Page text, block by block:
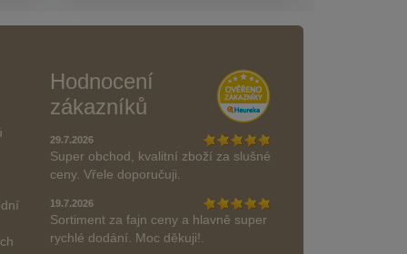
Hodnocení
zákazníků
29.7.2026
Super obchod, kvalitní zboží za slušné
ceny. Vřele doporučuji.
19.7.2026
Sortiment za fajn ceny a hlavně super
rychlé dodání. Moc děkuji!.